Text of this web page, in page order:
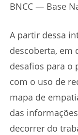
BNCC — Base
A partir dessa
descoberta, em
desafios para o
com o uso de
mapa de
das
decorrer do